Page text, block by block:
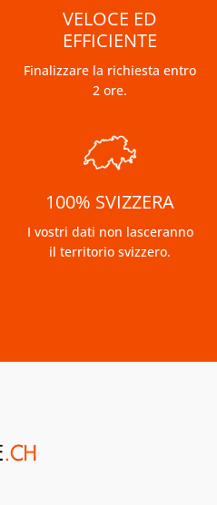
VELOCE ED
EFFICIENTE
Finalizzare la richiesta entro
2 ore.
100% SVIZZERA
I vostri dati non lasceranno
il territorio svizzero.